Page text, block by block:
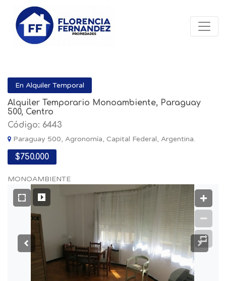
En Alquiler Temporal
Alquiler Temporario Monoambiente, Paraguay
500, Centro
Código: 6443
Paraguay 500, Agronomía, Capital Federal, Argentina.
$750.000
MONOAMBIENTE